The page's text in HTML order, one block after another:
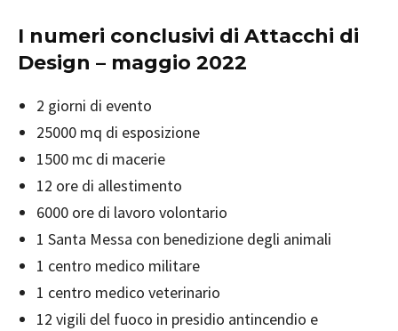
I numeri conclusivi di Attacchi di
Design – maggio 2022
2 giorni di evento
25000 mq di esposizione
1500 mc di macerie
12 ore di allestimento
6000 ore di lavoro volontario
1 Santa Messa con benedizione degli animali
1 centro medico militare
1 centro medico veterinario
12 vigili del fuoco in presidio antincendio e